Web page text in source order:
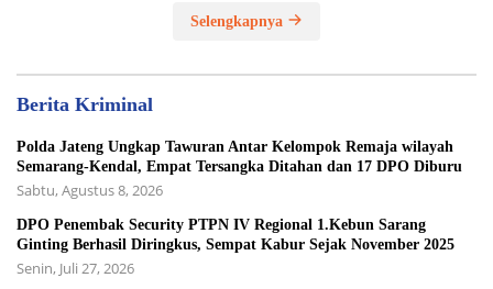
Selengkapnya
Berita Kriminal
Polda Jateng Ungkap Tawuran Antar Kelompok Remaja wilayah
Semarang-Kendal, Empat Tersangka Ditahan dan 17 DPO Diburu
Sabtu, Agustus 8, 2026
DPO Penembak Security PTPN IV Regional 1.Kebun Sarang
Ginting Berhasil Diringkus, Sempat Kabur Sejak November 2025
Senin, Juli 27, 2026